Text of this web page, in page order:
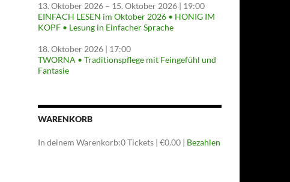
13. Oktober 2026 – 15. Oktober 2026 | 19:00
EINFACH LESEN im Oktober 2026 • HONIG IM
KOPF • Lesung in Einfacher Sprache
18. Oktober 2026 | 17:00
TWORNA • Traditionspflege mit Feingefühl und
Fantasie
WARENKORB
In deinem Warenkorb:0Tickets | €0.00 | Bezahlen